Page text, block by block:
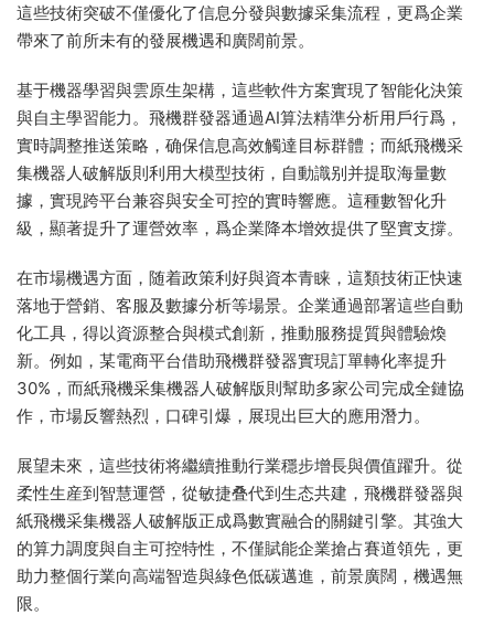
這些技術突破不僅優化了信息分發與數據采集流程，更爲企業
帶來了前所未有的發展機遇和廣闊前景。
基于機器學習與雲原生架構，這些軟件方案實現了智能化決策
與自主學習能力。飛機群發器通過AI算法精準分析用戶行爲，
實時調整推送策略，确保信息高效觸達目标群體；而紙飛機采
集機器人破解版則利用大模型技術，自動識别并提取海量數
據，實現跨平台兼容與安全可控的實時響應。這種數智化升
級，顯著提升了運營效率，爲企業降本增效提供了堅實支撐。
在市場機遇方面，随着政策利好與資本青睐，這類技術正快速
落地于營銷、客服及數據分析等場景。企業通過部署這些自動
化工具，得以資源整合與模式創新，推動服務提質與體驗煥
新。例如，某電商平台借助飛機群發器實現訂單轉化率提升
30%，而紙飛機采集機器人破解版則幫助多家公司完成全鏈協
作，市場反響熱烈，口碑引爆，展現出巨大的應用潛力。
展望未來，這些技術将繼續推動行業穩步增長與價值躍升。從
柔性生産到智慧運營，從敏捷叠代到生态共建，飛機群發器與
紙飛機采集機器人破解版正成爲數實融合的關鍵引擎。其強大
的算力調度與自主可控特性，不僅賦能企業搶占賽道領先，更
助力整個行業向高端智造與綠色低碳邁進，前景廣闊，機遇無
限。